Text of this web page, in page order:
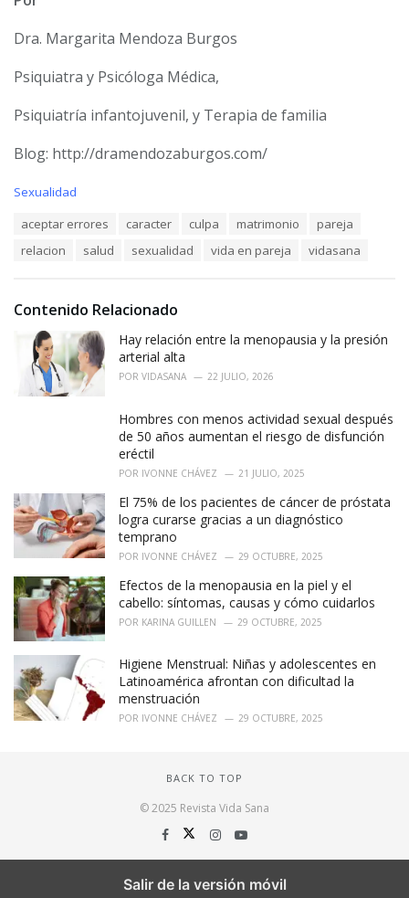
Dra. Margarita Mendoza Burgos
Psiquiatra y Psicóloga Médica,
Psiquiatría infantojuvenil, y Terapia de familia
Blog: http://dramendozaburgos.com/
C
i
Sexualidad
aceptar errores caracter culpa matrimonio
pareja
relacion
salud sexualidad vida en pareja vidasana
Contenido Relacionado
Hay relación entre la menopausia y la presión
arterial alta
POR VIDASANA 22 JULIO, 2026
Hombres con menos actividad sexual después
de 50 años aumentan el riesgo de disfunción
eréctil
POR IVONNE CHÁVEZ 21 JULIO, 2025
El 75% de los pacientes de cáncer de próstata
logra curarse gracias a un diagnóstico
temprano
POR IVONNE CHÁVEZ 29 OCTUBRE, 2025
Efectos de la menopausia en la piel y el
cabello: síntomas, causas y cómo cuidarlos
POR KARINA GUILLEN 29 OCTUBRE, 2025
Higiene Menstrual: Niñas y adolescentes en
Latinoamérica afrontan con dificultad la
menstruación
POR IVONNE CHÁVEZ 29 OCTUBRE, 2025
BACK TO TOP
© 2025 Revista Vida Sana
Salir de la versión móvil